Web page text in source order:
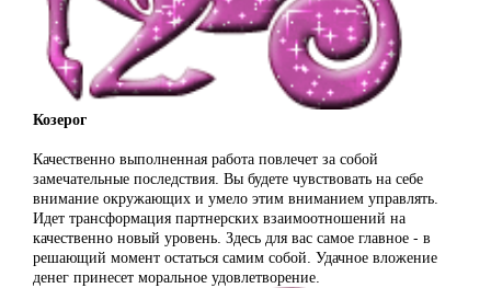
Козерог
Качественно выполненная работа повлечет за собой
замечательные последствия. Вы будете чувствовать на себе
внимание окружающих и умело этим вниманием управлять.
Идет трансформация партнерских взаимоотношений на
качественно новый уровень. Здесь для вас самое главное - в
решающий момент остаться самим собой. Удачное вложение
денег принесет моральное удовлетворение.